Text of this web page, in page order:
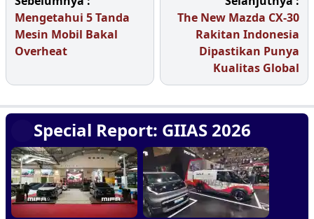
Mengetahui 5 Tanda
Mesin Mobil Bakal
Overheat
The New Mazda CX-30
Rakitan Indonesia
Dipastikan Punya
Kualitas Global
Special Report: GIIAS 2026